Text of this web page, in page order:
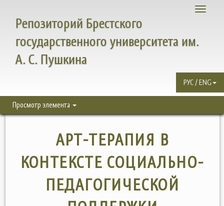
Toggle
Репозиторий Брестского
государственного университета им.
А. С. Пушкина
РУС / ENG
Просмотр элемента
АРТ-ТЕРАПИЯ В
КОНТЕКСТЕ СОЦИАЛЬНО-
ПЕДАГОГИЧЕСКОЙ